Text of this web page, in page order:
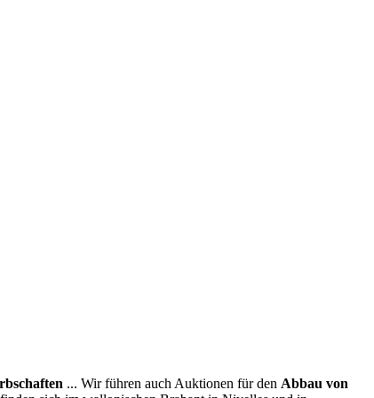
... Wir führen auch Auktionen für den Abbau von